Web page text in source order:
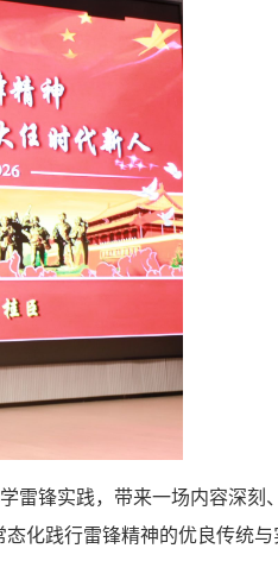
雷锋实践，带来一场内容深刻
化践行雷锋精神的优良传统